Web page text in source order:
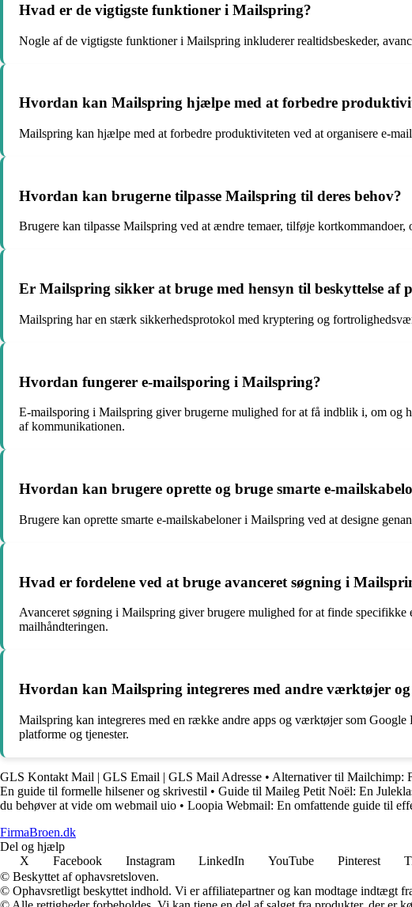
Hvad er de vigtigste funktioner i Mailspring?
Nogle af de vigtigste funktioner i Mailspring inkluderer realtidsbeskeder,
Hvordan kan Mailspring hjælpe med at forbedre
Mailspring kan hjælpe med at forbedre produktiviteten ved at organisere e-
Hvordan kan brugerne tilpasse Mailspring til deres behov?
Brugere kan tilpasse Mailspring ved at ændre temaer, tilføje
Er Mailspring sikker at bruge med hensyn til beskyttelse af
Mailspring har en stærk sikkerhedsprotokol med kryptering og
Hvordan fungerer e-mailsporing i Mailspring?
E-mailsporing i Mailspring giver brugerne mulighed for at få indblik i, om og
af kommunikationen.
Hvordan kan brugere oprette og bruge smarte e-
Brugere kan oprette smarte e-mailskabeloner i Mailspring ved at designe
Hvad er fordelene ved at bruge avanceret søgning i
Avanceret søgning i Mailspring giver brugere mulighed for at finde
mailhåndteringen.
Hvordan kan Mailspring integreres med andre værktøjer
Mailspring kan integreres med en række andre apps og værktøjer som
platforme og tjenester.
GLS Kontakt Mail | GLS Email | GLS Mail Adresse • Alternativer til Mailchimp:
En guide til formelle hilsener og skrivestil • Guide til Maileg Petit Noël: En
du behøver at vide om webmail uio • Loopia Webmail: En omfattende guide til
FirmaBroen.dk
Del og hjælp
X
Facebook Instagram LinkedIn YouTube Pinterest
© Beskyttet af ophavsretsloven.
© Ophavsretligt beskyttet indhold. Vi er affiliatepartner og kan modtage indtægt